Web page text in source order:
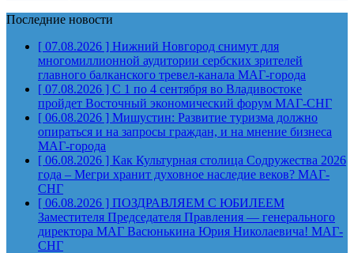
Последние новости
[ 07.08.2026 ] Нижний Новгород снимут для
многомиллионной аудитории сербских зрителей
главного балканского тревел-канала МАГ-города
[ 07.08.2026 ] С 1 по 4 сентября во Владивостоке
пройдет Восточный экономический форум МАГ-СНГ
[ 06.08.2026 ] Мишустин: Развитие туризма должно
опираться и на запросы граждан, и на мнение бизнеса
МАГ-города
[ 06.08.2026 ] Как Культурная столица Содружества 2026
года – Мегри хранит духовное наследие веков? МАГ-
СНГ
[ 06.08.2026 ] ПОЗДРАВЛЯЕМ С ЮБИЛЕЕМ
Заместителя Председателя Правления — генерального
директора МАГ Васюнькина Юрия Николаевича! МАГ-
СНГ